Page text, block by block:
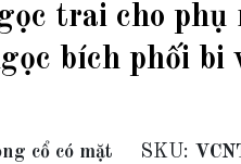
trai cho
bích phối bi
cổ có mặt SKU: